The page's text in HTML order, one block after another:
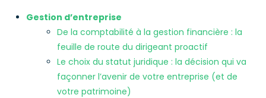
Gestion d’entreprise
De la comptabilité à la gestion financière : la
feuille de route du dirigeant proactif
Le choix du statut juridique : la décision qui va
façonner l’avenir de votre entreprise (et de
votre patrimoine)